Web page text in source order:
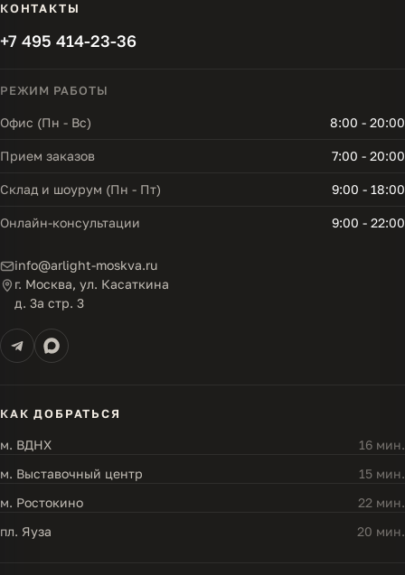
КОНТАКТЫ
+7 495 414-23-36
РЕЖИМ РАБОТЫ
Офис (Пн - Вс) 8:00 - 20:00
Прием заказов 7:00 - 20:00
Склад и шоурум (Пн - Пт) 9:00 - 18:00
Онлайн-консультации 9:00 - 22:00
info@arlight-moskva.ru
г. Москва, ул. Касаткина
д. 3а стр. 3
КАК ДОБРАТЬСЯ
м. ВДНХ
16 мин.
м. Выставочный центр
15 мин.
м. Ростокино
22 мин.
пл. Яуза
20 мин.